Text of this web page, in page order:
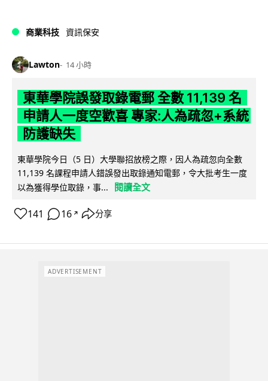
商業科技 資訊保安
Lawton 14 小時
東華學院誤發取錄電郵 全數 11,139 名
申請人一度空歡喜 專家:人為疏忽+系統
防護缺失
東華學院今日（5 日）大學聯招放榜之際，因人為疏忽向全數
11,139 名課程申請人錯誤發出取錄通知電郵，令大批考生一度
以為獲得學位取錄，事...
閱讀全文
141 16 ↗ 分享
ADVERTISEMENT